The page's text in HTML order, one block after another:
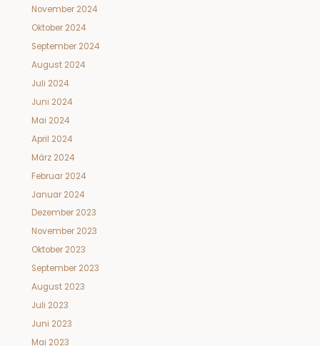
November 2024
Oktober 2024
September 2024
August 2024
Juli 2024
Juni 2024
Mai 2024
April 2024
März 2024
Februar 2024
Januar 2024
Dezember 2023
November 2023
Oktober 2023
September 2023
August 2023
Juli 2023
Juni 2023
Mai 2023